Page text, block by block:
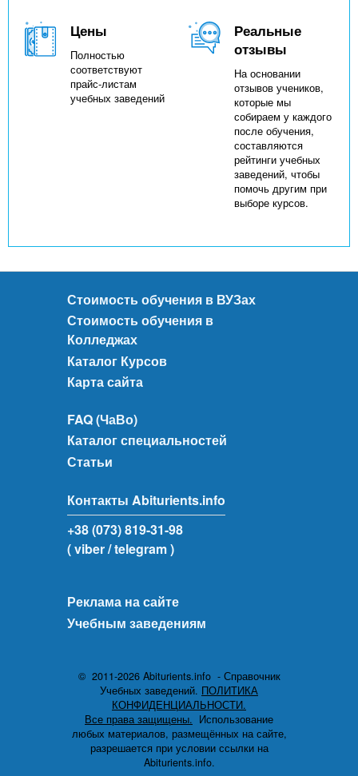
Цены
Полностью
соответствуют
прайс-листам
учебных заведений
Реальные
отзывы
На основании
отзывов учеников,
которые мы
собираем у каждого
после обучения,
составляются
рейтинги учебных
заведений, чтобы
помочь другим при
выборе курсов.
Стоимость обучения в ВУЗах
Стоимость обучения в
Колледжах
Каталог Курсов
Карта сайта
FAQ (ЧаВо)
Каталог специальностей
Статьи
Контакты Abiturients.info
+38 (073) 819-31-98
( viber/ telegram )
Реклама на сайте
Учебным заведениям
© 2011-2026 Abiturients.info - Справочник
Учебных заведений. ПОЛИТИКА
КОНФИДЕНЦИАЛЬНОСТИ.
Все права защищены. Использование
любых материалов, размещённых на сайте,
разрешается при условии ссылки на
Abiturients.info.